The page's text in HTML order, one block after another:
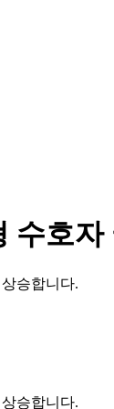
호자
승합니다.
승합니다.